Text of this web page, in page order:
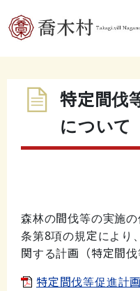
特定間伐
について
森林の間伐等の実施
条第8項の規定により
関する計画（特定間
特定間伐等促進計